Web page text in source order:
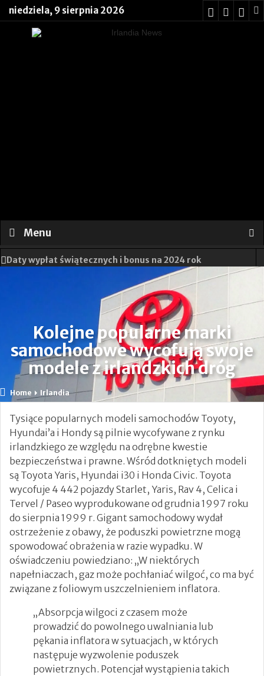
niedziela, 9 sierpnia 2026
Menu
Daty wypłat świątecznych i bonus na 2024 rok
Ogłoszono Szybsze Pociągi i Rozszerzony Rozkład
Nauczycielka, która heroicznie broniła dzieci podczas
ataku nożownika opuściła OIOM
24-godzinna Ochrona Domów Leo Varadkara i Micheala
Martina.
Tragiczne utonięcie matki pięciorga dzieci w hrabstwie
Kerry.
Leo Varadkar: „Nie ma związku między
przestępczością a migracją” [VIDEO]
Zamordowała dwójkę swoich małych dzieci
Kolejne popularne marki
samochodowe wycofują swoje
modele z irlandzkich dróg
Home Irlandia
Tysiące popularnych modeli samochodów Toyoty,
Hyundai’a i Hondy są pilnie wycofywane z rynku
irlandzkiego ze względu na odrębne kwestie
bezpieczeństwa i prawne. Wśród dotkniętych modeli
są Toyota Yaris, Hyundai i30 i Honda Civic. Toyota
wycofuje 4 442 pojazdy Starlet, Yaris, Rav 4, Celica i
Tervel / Paseo wyprodukowane od grudnia 1997 roku
do sierpnia 1999 r. Gigant samochodowy wydał
ostrzeżenie z obawy, że poduszki powietrzne mogą
spowodować obrażenia w razie wypadku. W
oświadczeniu powiedziano: „W niektórych
napełniaczach, gaz może pochłaniać wilgoć, co ma być
związane z foliowym uszczelnieniem inflatora.
„Absorpcja wilgoci z czasem może
prowadzić do powolnego uwalniania lub
pękania inflatora w sytuacjach, w których
następuje wyzwolenie poduszek
powietrznych. Potencjał wystąpienia takich